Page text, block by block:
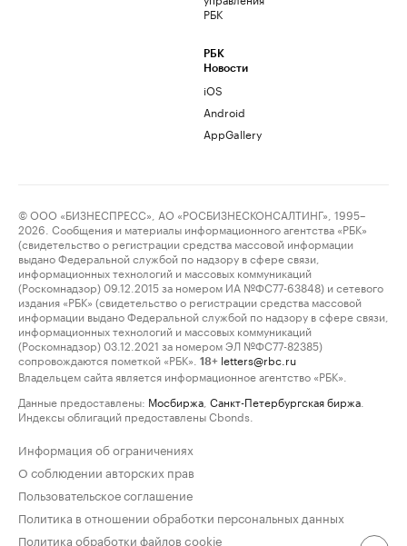
РБК
РБК
Новости
iOS
Android
AppGallery
© ООО «БИЗНЕСПРЕСС», АО «РОСБИЗНЕСКОНСАЛТИНГ», 1995–
2026. Сообщения и материалы информационного агентства «РБК»
(свидетельство о регистрации средства массовой информации
выдано Федеральной службой по надзору в сфере связи,
информационных технологий и массовых коммуникаций
(Роскомнадзор) 09.12.2015 за номером ИА №ФС77-63848) и сетевого
издания «РБК» (свидетельство о регистрации средства массовой
информации выдано Федеральной службой по надзору в сфере связи,
информационных технологий и массовых коммуникаций
(Роскомнадзор) 03.12.2021 за номером ЭЛ №ФС77-82385)
сопровождаются пометкой «РБК».
18+ letters@rbc.ru
Владельцем сайта является информационное агентство «РБК».
Данные предоставлены: Мосбиржа Санкт-Петербургская биржа
Индексы облигаций предоставлены Cbonds.
Информация об ограничениях
О соблюдении авторских прав
Пользовательское соглашение
Политика в отношении обработки персональных данных
Политика обработки файлов cookie